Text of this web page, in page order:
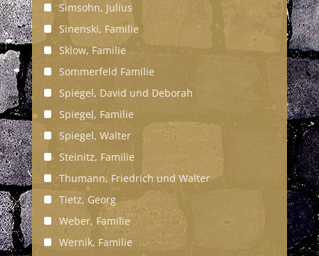
Simsohn, Julius
Sinenski, Familie
Sklow, Familie
Sommerfeld Familie
Spiegel, David und Deborah
Spiegel, Familie
Spiegel, Walter
Steinitz, Familie
Thumann, Friedrich und Walter
Tietz, Georg
Weber, Familie
Wernik, Familie